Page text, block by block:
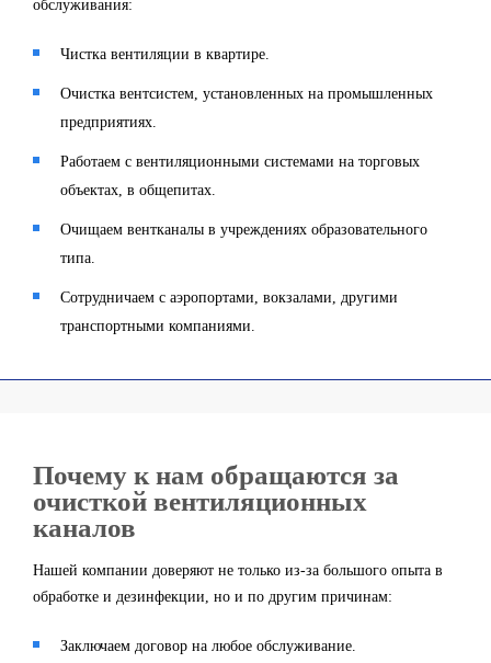
обслуживания:
Чистка вентиляции в квартире.
Очистка вентсистем, установленных на промышленных
предприятиях.
Работаем с вентиляционными системами на торговых
объектах, в общепитах.
Очищаем вентканалы в учреждениях образовательного
типа.
Сотрудничаем с аэропортами, вокзалами, другими
транспортными компаниями.
Почему к нам обращаются за
очисткой вентиляционных
каналов
Нашей компании доверяют не только из-за большого опыта в
обработке и дезинфекции, но и по другим причинам:
Заключаем договор на любое обслуживание.